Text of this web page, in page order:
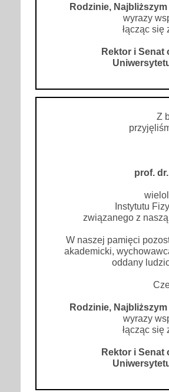
Rodzinie,
wyrazy
łącząc się
Rektor i Senat
Z
prof.
Instytutu
związanego z
W naszej pamięci
akademicki,
oddany
Rodzinie,
wyrazy
łącząc się
Rektor i Senat